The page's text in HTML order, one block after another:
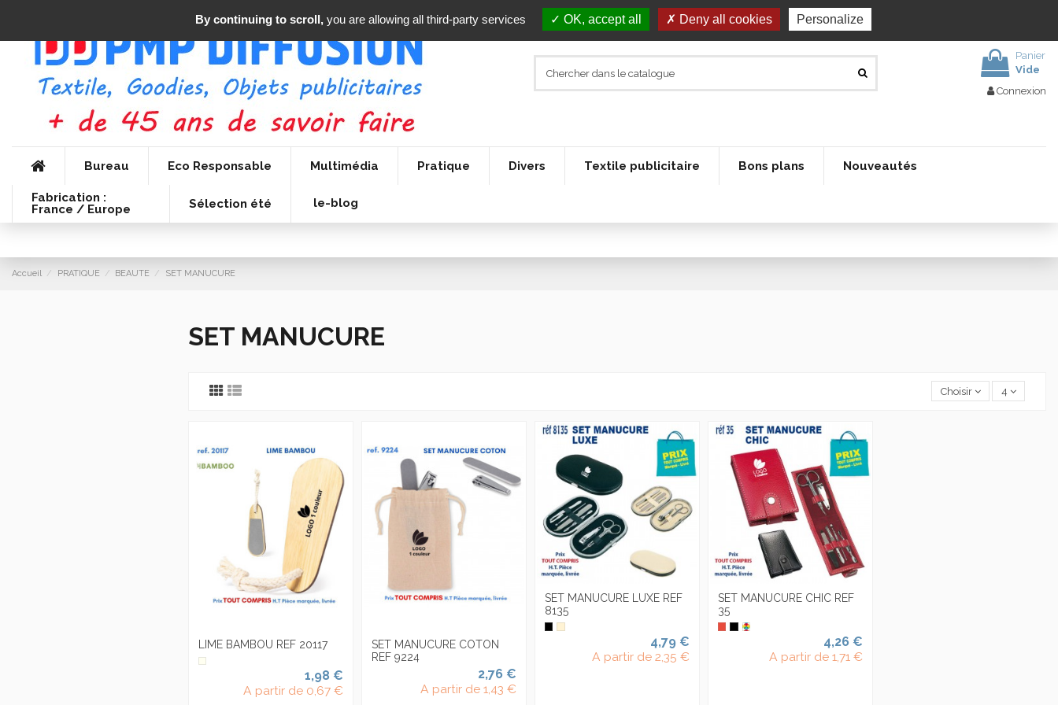
Panier
Vide
Connexion
Bureau Eco Responsable Multimédia Pratique Divers Textile publicitaire Bons plans Nouveautés
Fabrication :
France / Europe
Sélection été le-blog
Accueil PRATIQUE BEAUTE SET MANUCURE
SET MANUCURE
Choisir 4
LIME BAMBOU REF 20117
1,98 €
A partir de 0,67 €
SET MANUCURE COTON
REF 9224
2,76 €
A partir de 1,43 €
SET MANUCURE LUXE REF
8135
4,79 €
A partir de 2,35 €
SET MANUCURE CHIC REF
35
4,26 €
A partir de 1,71 €
By continuing to scroll,you are allowing all third-party services OK, accept all Deny all cookies Personalize